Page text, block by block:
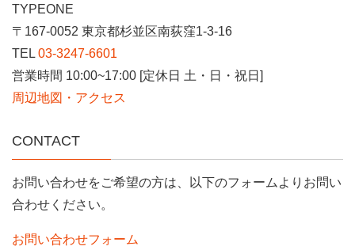
TYPEONE
〒167-0052 東京都杉並区南荻窪1-3-16
TEL 03-3247-6601
営業時間 10:00~17:00 [定休日 土・日・祝日]
周辺地図・アクセス
CONTACT
お問い合わせをご希望の方は、以下のフォームよりお問い
合わせください。
お問い合わせフォーム